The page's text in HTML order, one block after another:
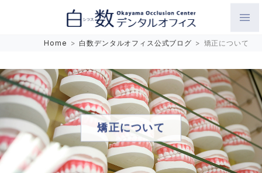
Home > 白数デンタルオフィス公式ブログ > 矯正について
矯正について